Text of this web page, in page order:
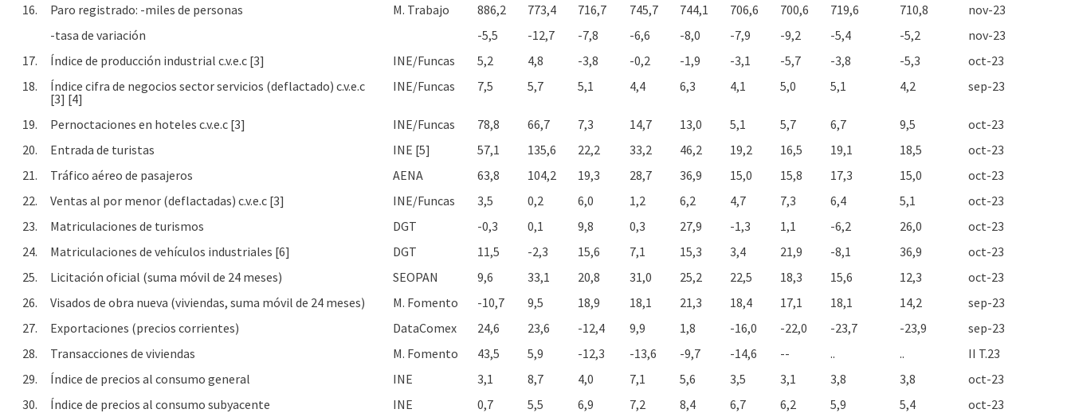
16.
Paro registrado: -miles de personas M. Trabajo 886,2 773,4 716,7 745,7 744,1 706,6 700,6 719,6 710,8
nov-23
-tasa de variación
-5,5 -12,7 -7,8 -6,6 -8,0 -7,9 -9,2 -5,4 -5,2
nov-23
17.
Índice de producción industrial c.v.e.c [3] INE/Funcas 5,2 4,8 -3,8 -0,2 -1,9 -3,1 -5,7 -3,8 -5,3
oct-23
18.
Índice cifra de negocios sector servicios (deflactado) c.v.e.c
[3] [4]
INE/Funcas 7,5 5,7 5,1 4,4 6,3 4,1 5,0 5,1 4,2 sep-23
19. Pernoctaciones en hoteles c.v.e.c [3] INE/Funcas 78,8 66,7 7,3 14,7 13,0 5,1 5,7 6,7 9,5
oct-23
20.
Entrada de turistas INE [5] 57,1 135,6 22,2 33,2 46,2 19,2 16,5 19,1 18,5
oct-23
21.
Tráfico aéreo de pasajeros AENA 63,8 104,2 19,3 28,7 36,9 15,0 15,8 17,3 15,0
oct-23
22.
Ventas al por menor (deflactadas) c.v.e.c [3] INE/Funcas 3,5 0,2 6,0 1,2 6,2 4,7 7,3 6,4 5,1
oct-23
23.
Matriculaciones de turismos DGT -0,3 0,1 9,8 0,3 27,9 -1,3 1,1 -6,2 26,0
oct-23
24.
Matriculaciones de vehículos industriales [6] DGT 11,5 -2,3 15,6 7,1 15,3 3,4 21,9 -8,1 36,9
oct-23
25.
Licitación oficial (suma móvil de 24 meses) SEOPAN 9,6 33,1 20,8 31,0 25,2 22,5 18,3 15,6 12,3
oct-23
26.
Visados de obra nueva (viviendas, suma móvil de 24 meses) M. Fomento -10,7 9,5 18,9 18,1 21,3 18,4 17,1 18,1 14,2
sep-23
27.
Exportaciones (precios corrientes) DataComex 24,6 23,6 -12,4 9,9 1,8 -16,0 -22,0 -23,7 -23,9
sep-23
28.
Transacciones de viviendas M. Fomento 43,5 5,9 -12,3 -13,6 -9,7 -14,6 -- .. ..
II T.23
29.
Índice de precios al consumo general INE 3,1 8,7 4,0 7,1 5,6 3,5 3,1 3,8 3,8
oct-23
30.
Índice de precios al consumo subyacente INE 0,7 5,5 6,9 7,2 8,4 6,7 6,2 5,9 5,4
oct-23